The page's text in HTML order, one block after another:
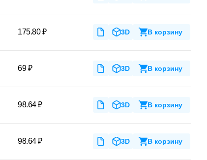
175.80 ₽ 3D В корзину
69 ₽ 3D В корзину
98.64 ₽ 3D В корзину
98.64 ₽ 3D В корзину